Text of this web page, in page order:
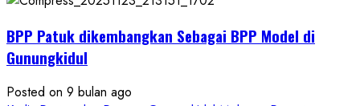
BPP Patuk dikembangkan Sebagai BPP Model di
Gunungkidul
Posted on 9 bulan ago